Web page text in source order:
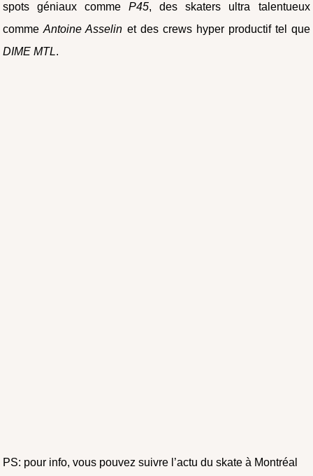
spots géniaux commeP45, des skaters ultra talentueux
commeAntoine Asselin et des crews hyper productif tel que
DIME MTL.
PS: pour info, vous pouvez suivre l’actu du skate à Montréal